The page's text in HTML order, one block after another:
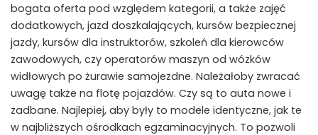
bogata oferta pod względem kategorii, a także zajęć
dodatkowych, jazd doszkalających, kursów bezpiecznej
jazdy, kursów dla instruktorów, szkoleń dla kierowców
zawodowych, czy operatorów maszyn od wózków
widłowych po żurawie samojezdne. Należałoby zwracać
uwagę także na flotę pojazdów. Czy są to auta nowe i
zadbane. Najlepiej, aby były to modele identyczne, jak te
w najbliższych ośrodkach egzaminacyjnych. To pozwoli